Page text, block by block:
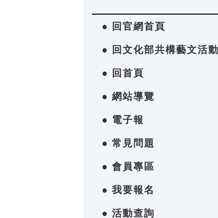
● 回官網首頁
● 回文化部共構藝文活
● 回首頁
● 網站導覽
● 電子報
● 常見問題
● 會員專區
● 我要報名
● 活動查詢